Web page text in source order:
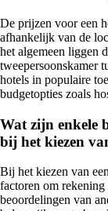
De prijzen voor een
afhankelijk van de
het algemeen liggen
tweepersoonskamer
hotels in populaire
budgetopties zoals
Wat zijn enkele
bij het kiezen
Bij het kiezen van
factoren om
beoordelingen van